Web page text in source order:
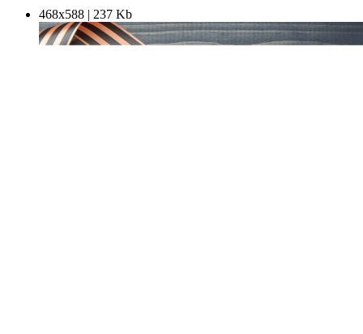
468х588 | 237 Kb